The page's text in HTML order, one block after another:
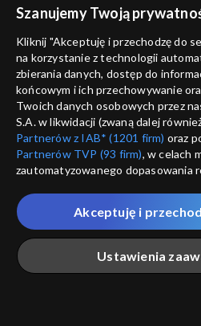
Trzeci punkt widzenia
31.01.2021
Trzeci punkt widzenia
17.01.2021
Szanujemy Twoją
Kliknij "Akceptuję i przechodzę do
na korzystanie z technologii
zbierania danych, dostęp do
końcowym i ich przechowywanie
Twoich danych osobowych przez
S.A. w likwidacji (zwaną dalej
Partnerów z IAB* (1201 firm) oraz
Partnerów TVP (93 firm), w celach
zautomatyzowanego dopasowania
które wskazujemy poniżej, a także
przez nas identyfikatora PPID do
Twoje dane osobowe zbierane
Ciebie naszych
poszczególnych
„Portalem”, w tym informacje
Ustawienia
Akceptuję i